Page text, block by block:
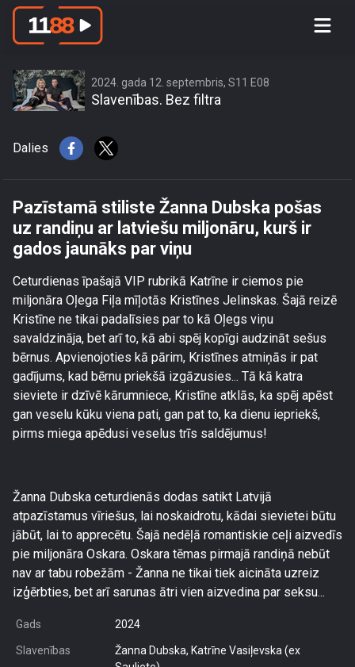
Pazīstamā stiliste Žanna Dubska
kurš ir gados jaunāks par viņu
2024. gada 12. septembris, S11 E08
Slavenības. Bez filtra
Dalies
Pazīstamā stiliste Žanna Dubska pošas
uz randiņu ar latviešu miljonāru, kurš ir
gados jaunāks par viņu
Ceturdienas īpašajā VIP rubrikā Katrīne ir ciemos pie
miljonāra Oļega Fiļa mīļotās Kristīnes Jelinskas. Šajā reizē
Kristīne ne tikai padalīsies par to kā Oļegs viņu
savaldzināja, bet arī to, kā abi spēj kopīgi audzināt sešus
bērnus. Apvienojoties kā pārim, Kristīnes atmiņās ir pat
gadījums, kad bērnu priekšā izgāzusies... Tā kā katra
sieviete ir dzīvē kārumniece, Kristīne atklās, ka spēj apēst
gan veselu kūku viena pati, gan pat to, ka dienu iepriekš,
pirms miega apēdusi veselus trīs saldējumus!
Žanna Dubska ceturdienās dodas satikt Latvijā
atpazīstamus vīriešus, lai noskaidrotu, kādai sievietei būtu
jābūt, lai to apprecētu. Šajā nedēļā romantiskie ceļi aizvedīs
pie miljonāra Oskara. Oskara tēmas pirmajā randiņā nebūt
nav ar tabu robežām - Žanna ne tikai tiek aicināta uzreiz
izģērbties, bet arī sarunas ātri vien aizvedina par seksu...
Gads 2024
Slavenības
Žanna Dubska, Katrīne Vasiļevska (ex